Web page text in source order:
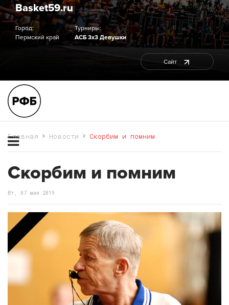
Basket59.ru
Город:
Пермский край
Турниры:
АСБ 3х3 Девушки
Сайт
Главная Новости Скорбим и помним
Скорбим и помним
Вт, 07 мая 2019